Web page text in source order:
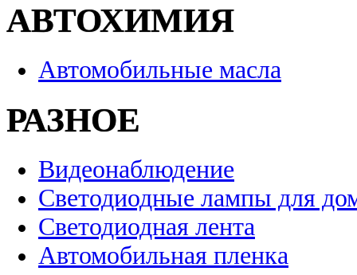
АВТОХИМИЯ
Автомобильные масла
РАЗНОЕ
Видеонаблюдение
Светодиодные лампы для
Светодиодная лента
Автомобильная пленка